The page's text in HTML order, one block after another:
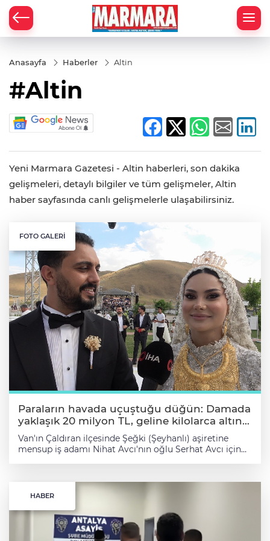
Anasayfa Haberler Altin
#Altin
Yeni Marmara Gazetesi - Altin haberleri, son dakika
gelişmeleri, detaylı bilgiler ve tüm gelişmeler, Altin
haber sayfasında canlı gelişmelerle ulaşabilirsiniz.
FOTO GALERI
Paraların havada uçuştuğu düğün: Damada
yaklaşık 20 milyon TL, geline kilolarca altın
takıldı
Van'ın Çaldıran ilçesinde Şeğki (Şeyhanlı) aşiretine
mensup iş adamı Nihat Avcı'nın oğlu Serhat Avcı için
takıldı.Şeğki (Şeyhanlı) aşiretine mensup iş adamı Nihat
Avcı'nın oğlu Serhat Avcı için dillere destan bir düğün
Yıldırım'ın kızı Esra Yıldırım ile dünya evine giren Serhat
Avcı için ilçede düzenlenen kır düğününe binlerce kişi
katıldı. Adeta insan selinin yaşandığı ve yoğun ilginin
HABER